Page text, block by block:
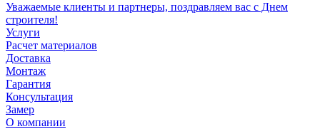
Уважаемые клиенты и партнеры, поздравляем вас с Днем
строителя!
Услуги
Расчет материалов
Доставка
Монтаж
Гарантия
Консультация
Замер
О компании